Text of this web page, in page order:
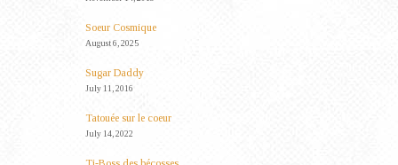
Soeur Cosmique
August 6, 2025
Sugar Daddy
July 11, 2016
Tatouée sur le coeur
July 14, 2022